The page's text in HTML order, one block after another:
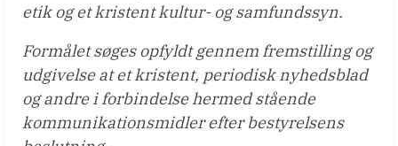
etik og et kristent kultur- og samfundssyn.
Formålet søges opfyldt gennem fremstilling og
udgivelse at et kristent, periodisk nyhedsblad
og andre i forbindelse hermed stående
kommunikationsmidler efter bestyrelsens